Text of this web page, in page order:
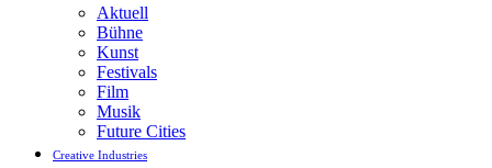
Aktuell
Bühne
Kunst
Festivals
Film
Musik
Future Cities
Creative Industries